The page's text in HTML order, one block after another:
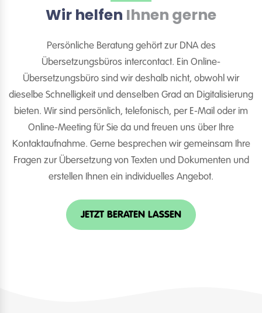
Wir helfen Ihnen gerne
Persönliche Beratung gehört zur DNA des
Übersetzungsbüros intercontact. Ein Online-
Übersetzungsbüro sind wir deshalb nicht, obwohl wir
dieselbe Schnelligkeit und denselben Grad an Digitalisierung
bieten. Wir sind persönlich, telefonisch, per E-Mail oder im
Online-Meeting für Sie da und freuen uns über Ihre
Kontaktaufnahme. Gerne besprechen wir gemeinsam Ihre
Fragen zur Übersetzung von Texten und Dokumenten und
erstellen Ihnen ein individuelles Angebot.
JETZT BERATEN LASSEN